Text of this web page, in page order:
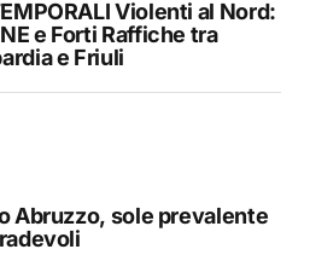
Violenti al Nord:
e Forti Raffiche tra
e Friuli
Abruzzo, sole prevalente